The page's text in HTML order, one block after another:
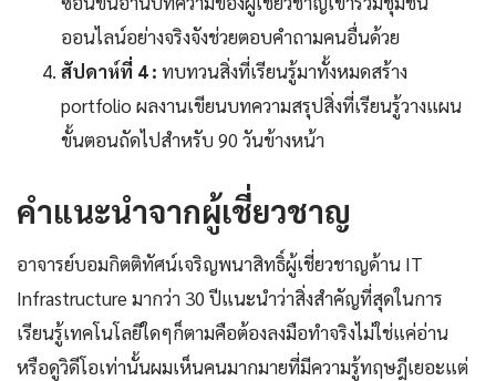
ออนไลน์อย่างจริงจังช่วยตอบคำถามคนอื่นด้วย
สัปดาห์ที่ 4 : ทบทวนสิ่งที่เรียนรู้มาทั้งหมดสร้าง
portfolio ผลงานเขียนบทความสรุปสิ่งที่เรียนรู้วางแผน
ขั้นตอนถัดไปสำหรับ 90 วันข้างหน้า
คำแนะนำจากผู้เชี่ยวชาญ
อาจารย์บอมกิตติทัศน์เจริญพนาสิทธิ์ผู้เชี่ยวชาญด้าน IT
Infrastructure มากว่า 30 ปีแนะนำว่าสิ่งสำคัญที่สุดในการ
เรียนรู้เทคโนโลยีใดๆก็ตามคือต้องลงมือทำจริงไม่ใช่แค่อ่าน
หรือดูวิดีโอเท่านั้นผมเห็นคนมากมายที่มีความรู้ทฤษฎีเยอะแต่